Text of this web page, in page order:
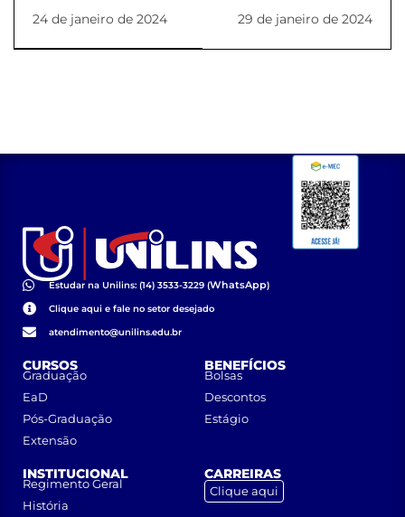
graduação, na
modalidade de
ensina a distância -
24 de janeiro de 2024
2024 (Presencial)
29 de janeiro de 2024
Estudar na Unilins: (14) 3533-3229 (WhatsApp)
Clique aqui e fale no setor desejado
atendimento@unilins.edu.br
CURSOS
Graduação
EaD
Pós-Graduação
Extensão
BENEFÍCIOS
Bolsas
Descontos
Estágio
INSTITUCIONAL
Regimento Geral
História
CARREIRAS
Clique aqui